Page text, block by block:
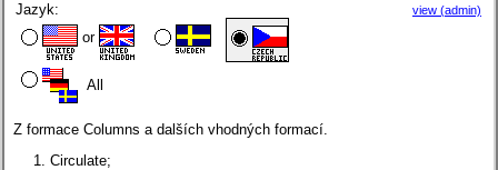
Jazyk:
or
All
view (admin)
Z formace Columns a dalších vhodných formací.
Circulate;